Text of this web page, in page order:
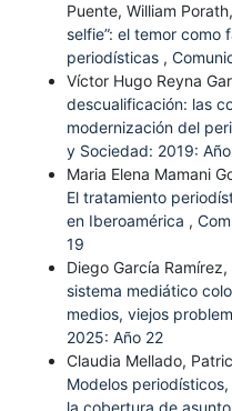
Puente, William Porath,
selfie”: el temor
periodísticas ,
Víctor Hugo Reyna
descualificación: las
modernización del
y Sociedad: 2019:
Maria Elena Mamani
El tratamiento
en Iberoamérica ,
19
Diego García
sistema mediático
medios, viejos
2025: Año 22
Claudia Mellado,
Modelos
la cobertura de